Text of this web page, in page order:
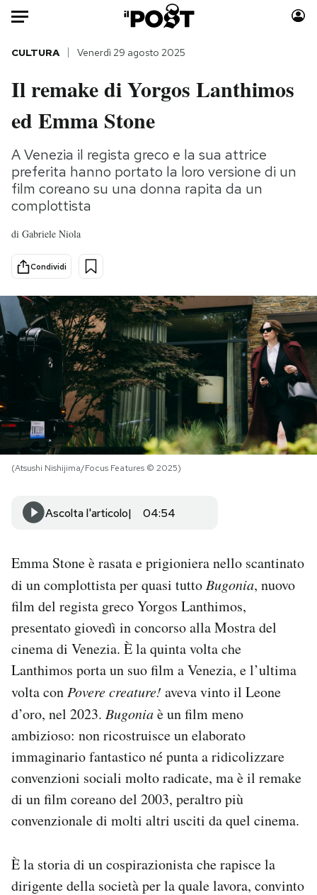
Auto
HOME
Italia
Politica
Tecnologia
Internet
Cultura
Economia
Sport
Consumismi
Storie/Idee
Ok Boomer!
PODCAST
NEWSLETTER
I MIEI PREFERITI
AREA PERSONALE
Area Personale
Newsletter
Notifiche mobile
Regala il Post
CULTURA Venerdì 29 agosto 2025
Il remake di Yorgos Lanthimos
ed Emma Stone
A Venezia il regista greco e la sua attrice
preferita hanno portato la loro versione di un
film coreano su una donna rapita da un
complottista
di Gabriele Niola
Condividi
(Atsushi Nishijima/Focus Features © 2025)
Ascolta l'articolo 04:54
Emma Stone è rasata e prigioniera nello scantinato
di un complottista per quasi tutto Bugonia, nuovo
film del regista greco Yorgos Lanthimos,
presentato giovedì in concorso alla Mostra del
cinema di Venezia. È la quinta volta che
Lanthimos porta un suo film a Venezia, e l’ultima
volta con Povere creature! aveva vinto il Leone
d’oro, nel 2023. Bugoniaè un film meno
ambizioso: non ricostruisce un elaborato
immaginario fantastico né punta a ridicolizzare
convenzioni sociali molto radicate, ma è il remake
di un film coreano del 2003, peraltro più
convenzionale di molti altri usciti da quel cinema.
È la storia di un cospirazionista che rapisce la
dirigente della società per la quale lavora, convinto